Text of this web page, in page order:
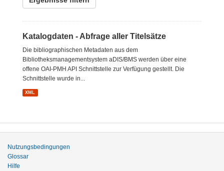
Katalogdaten - Abfrage aller Titelsätze
Die bibliographischen Metadaten aus dem
Bibliotheksmanagementsystem aDIS/BMS werden über eine
offene OAI-PMH API Schnittstelle zur Verfügung gestellt. Die
Schnittstelle wurde in...
XML
Nutzungsbedingungen
Glossar
Hilfe